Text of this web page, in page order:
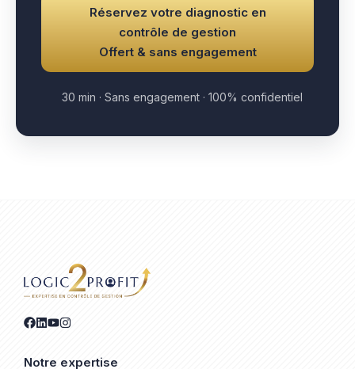
Réservez votre diagnostic en
contrôle de gestion
Offert & sans engagement
30 min · Sans engagement · 100% confidentiel
Notre expertise